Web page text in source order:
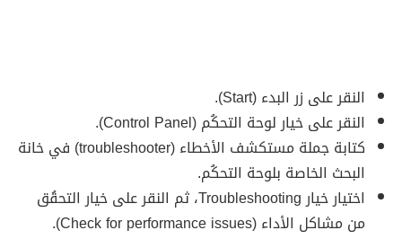
النقر على زر البدء (Start).
النقر على خيار لوحة التحكُم (Control Panel).
كتابة جملة مستكشف الأخطاء (troubleshooter) في خانة
البحث الخاصة بلوحة التحكُم.
اختيار خيار Troubleshooting، ثم النقر على خيار التحقُق
من مشاكل الأداء (Check for performance issues).